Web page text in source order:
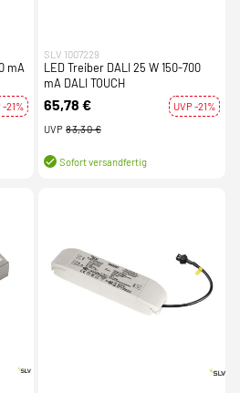
mA
-21%
SLV 1007229
LED Treiber DALI 25 W 150-700
mA DALI TOUCH
65,78 €
UVP -21%
UVP 83,30 €
Sofort versandfertig